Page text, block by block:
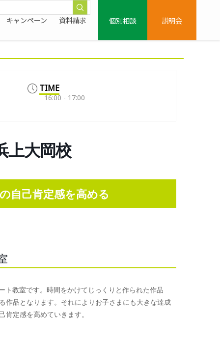
キャンペーン 資料請求
個別相談
説明会
TIME
16:00 - 17:00
上大岡校
自己肯定感を高める
ト教室です。時間をかけてじっくりと作られた作品
作品となります。それによりお子さまにも大きな達成
定感を高めていきます。